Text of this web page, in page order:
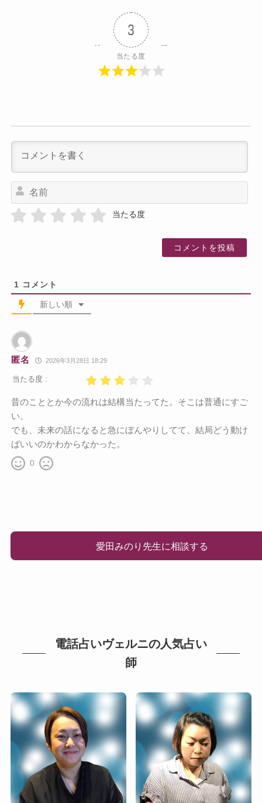
3
当たる度
当たる度
1 コメント
新しい順
匿名 2026年3月28日 18:29
当たる度 :
昔のこととか今の流れは結構当たってた。そこは普通にすご
い。
でも、未来の話になると急にぼんやりしてて、結局どう動け
ばいいのかわからなかった。
0
愛田みのり先生に相談する
電話占いヴェルニの人気占い
師